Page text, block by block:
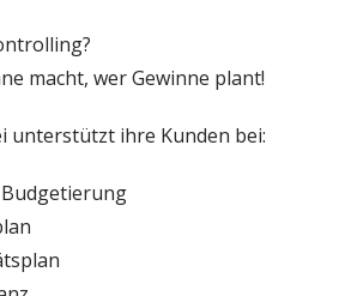
macht, wer Gewinne plant!
unterstützt ihre Kunden bei: